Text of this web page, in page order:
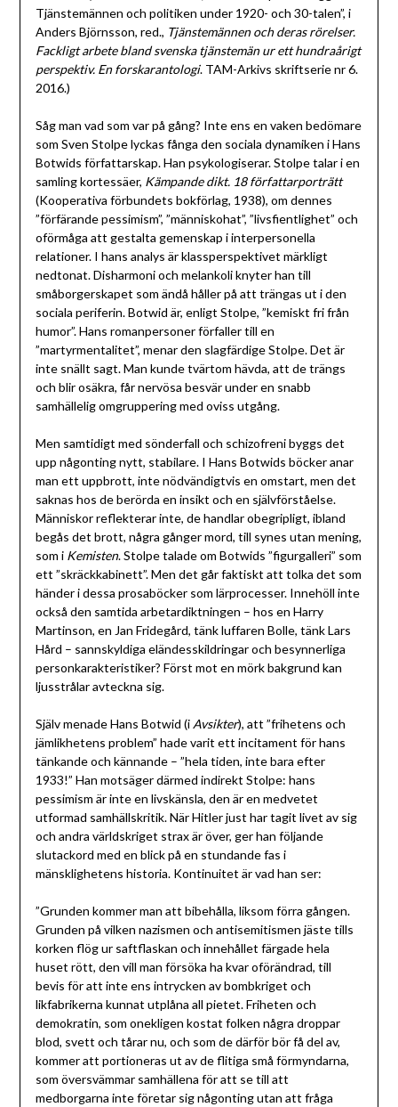
Tjänstemännen och politiken under 1920- och 30-talen”, i
Anders Björnsson, red., Tjänstemännen och deras rörelser.
Fackligt arbete bland svenska tjänstemän ur ett hundraårigt
perspektiv. En forskarantologi. TAM-Arkivs skriftserie nr 6.
2016.)
Såg man vad som var på gång? Inte ens en vaken bedömare
som Sven Stolpe lyckas fånga den sociala dynamiken i Hans
Botwids författarskap. Han psykologiserar. Stolpe talar i en
samling kortessäer, Kämpande dikt. 18 författarporträtt
(Kooperativa förbundets bokförlag, 1938), om dennes
”förfärande pessimism”, ”människohat”, ”livsfientlighet” och
oförmåga att gestalta gemenskap i interpersonella
relationer. I hans analys är klassperspektivet märkligt
nedtonat. Disharmoni och melankoli knyter han till
småborgerskapet som ändå håller på att trängas ut i den
sociala periferin. Botwid är, enligt Stolpe, ”kemiskt fri från
humor”. Hans romanpersoner förfaller till en
”martyrmentalitet”, menar den slagfärdige Stolpe. Det är
inte snällt sagt. Man kunde tvärtom hävda, att de trängs
och blir osäkra, får nervösa besvär under en snabb
samhällelig omgruppering med oviss utgång.
Men samtidigt med sönderfall och schizofreni byggs det
upp någonting nytt, stabilare. I Hans Botwids böcker anar
man ett uppbrott, inte nödvändigtvis en omstart, men det
saknas hos de berörda en insikt och en självförståelse.
Människor reflekterar inte, de handlar obegripligt, ibland
begås det brott, några gånger mord, till synes utan mening,
som i Kemisten. Stolpe talade om Botwids ”figurgalleri” som
ett ”skräckkabinett”. Men det går faktiskt att tolka det som
händer i dessa prosaböcker som lärprocesser. Innehöll inte
också den samtida arbetardiktningen – hos en Harry
Martinson, en Jan Fridegård, tänk luffaren Bolle, tänk Lars
Hård – sannskyldiga eländesskildringar och besynnerliga
personkarakteristiker? Först mot en mörk bakgrund kan
ljusstrålar avteckna sig.
Själv menade Hans Botwid (i Avsikter), att ”frihetens och
jämlikhetens problem” hade varit ett incitament för hans
tänkande och kännande – ”hela tiden, inte bara efter
1933!” Han motsäger därmed indirekt Stolpe: hans
pessimism är inte en livskänsla, den är en medvetet
utformad samhällskritik. När Hitler just har tagit livet av sig
och andra världskriget strax är över, ger han följande
slutackord med en blick på en stundande fas i
mänsklighetens historia. Kontinuitet är vad han ser:
”Grunden kommer man att bibehålla, liksom förra gången.
Grunden på vilken nazismen och antisemitismen jäste tills
korken flög ur saftflaskan och innehållet färgade hela
huset rött, den vill man försöka ha kvar oförändrad, till
bevis för att inte ens intrycken av bombkriget och
likfabrikerna kunnat utplåna all pietet. Friheten och
demokratin, som onekligen kostat folken några droppar
blod, svett och tårar nu, och som de därför bör få del av,
kommer att portioneras ut av de flitiga små förmyndarna,
som översvämmar samhällena för att se till att
medborgarna inte företar sig någonting utan att fråga